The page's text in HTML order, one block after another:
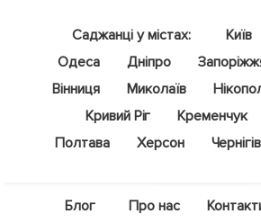
Саджанці у містах: Київ
Одеса
Дніпро
Вінниця
Миколаїв
Кривий Ріг
Кременчук
Полтава
Херсон Чернігів
Блог Про нас